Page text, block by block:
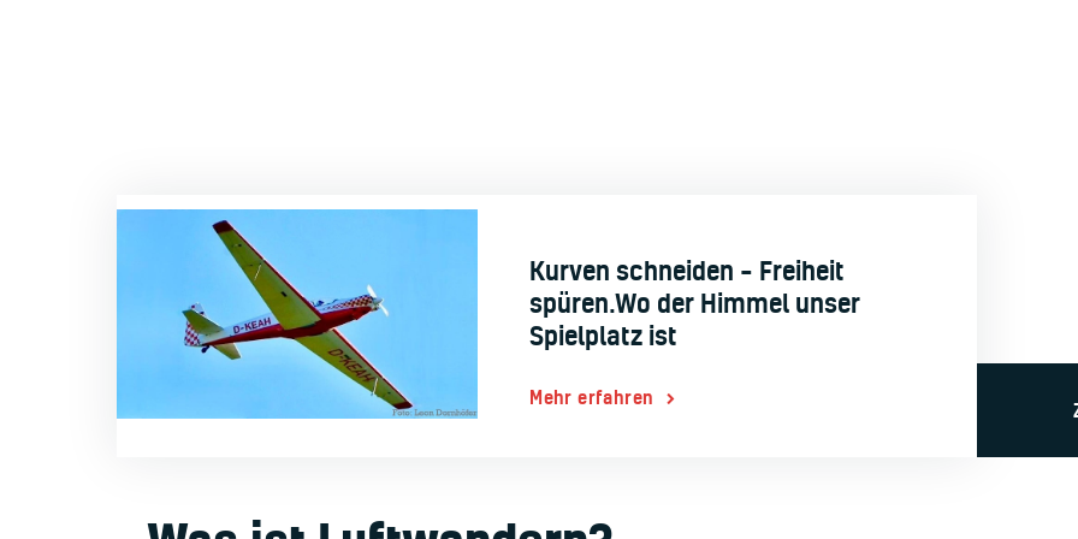
Kurven schneiden – Freiheit
spüren.Wo der Himmel unser
Spielplatz ist
Mehr erfahren